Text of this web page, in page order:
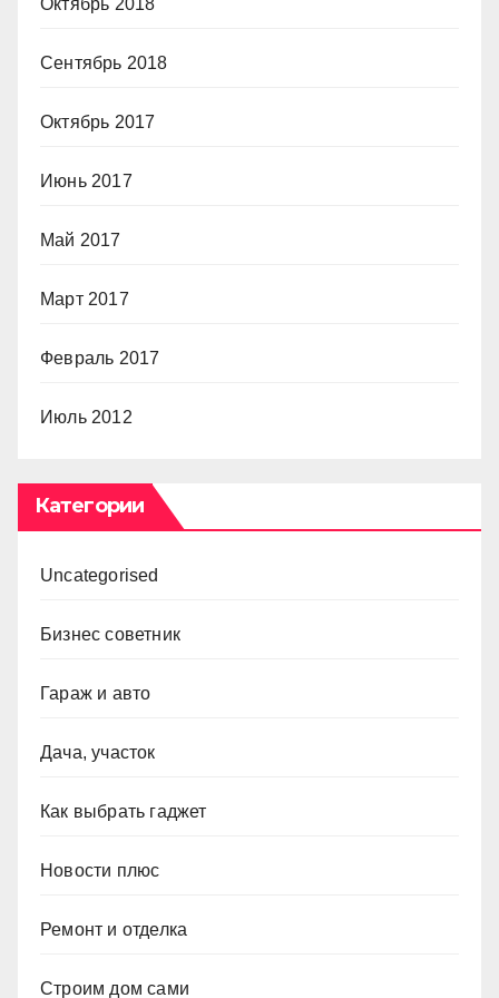
Сентябрь 2018
Октябрь 2017
Июнь 2017
Май 2017
Март 2017
Февраль 2017
Июль 2012
Категории
Uncategorised
Бизнес советник
Гараж и авто
Дача, участок
Как выбрать гаджет
Новости плюс
Ремонт и отделка
Строим дом сами